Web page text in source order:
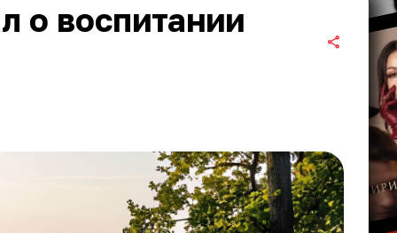
о воспитании